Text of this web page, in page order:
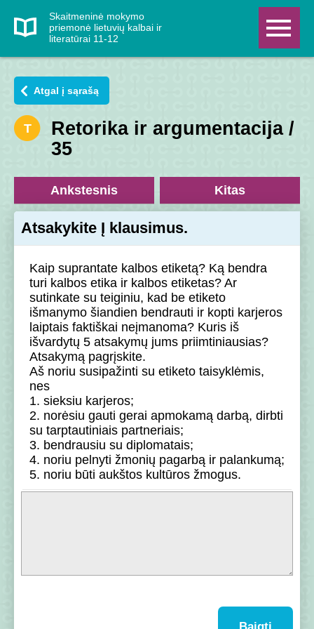
Skaitmeninė mokymo
priemonė lietuvių kalbai ir
literatūrai 11-12
Atgal į sąrašą
T
Retorika ir argumentacija /
35
Kitas
Ankstesnis
Atsakykite Į klausimus.
Kaip suprantate kalbos etiketą? Ką bendra
turi kalbos etika ir kalbos etiketas? Ar
sutinkate su teiginiu, kad be etiketo
išmanymo šiandien bendrauti ir kopti karjeros
laiptais faktiškai neįmanoma? Kuris iš
išvardytų 5 atsakymų jums priimtiniausias?
Atsakymą pagrįskite.
Aš noriu susipažinti su etiketo taisyklėmis,
nes
1. sieksiu karjeros;
2. norėsiu gauti gerai apmokamą darbą, dirbti
su tarptautiniais partneriais;
3. bendrausiu su diplomatais;
4. noriu pelnyti žmonių pagarbą ir palankumą;
5. noriu būti aukštos kultūros žmogus.